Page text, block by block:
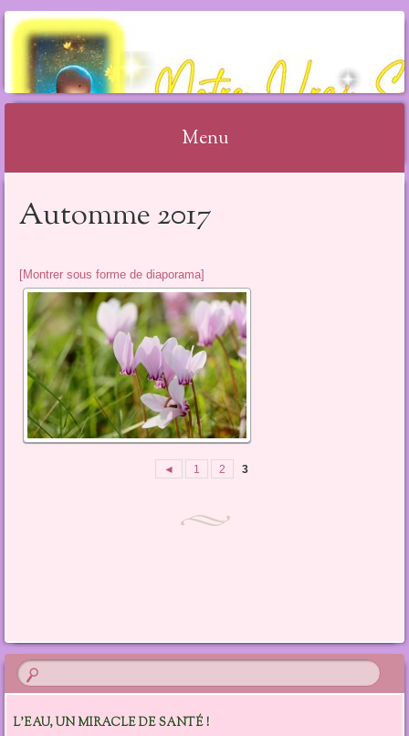
NOTRE VRAI SOI
Menu
au
Automme 2017
[Montrer sous forme de diaporama]
◄ 1 2 3
L’EAU, UN MIRACLE DE SANTÉ !